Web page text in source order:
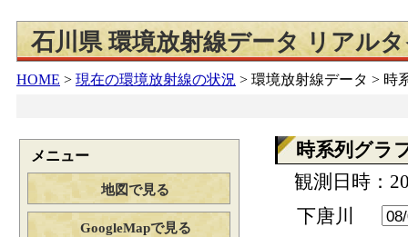
石川県 環境放射線データ リアル
HOME > 現在の環境放射線の状況 > 環境放射線データ > 時
メニュー
地図で見る
GoogleMapで見る
時系列グラ
観測日時：
下唐川